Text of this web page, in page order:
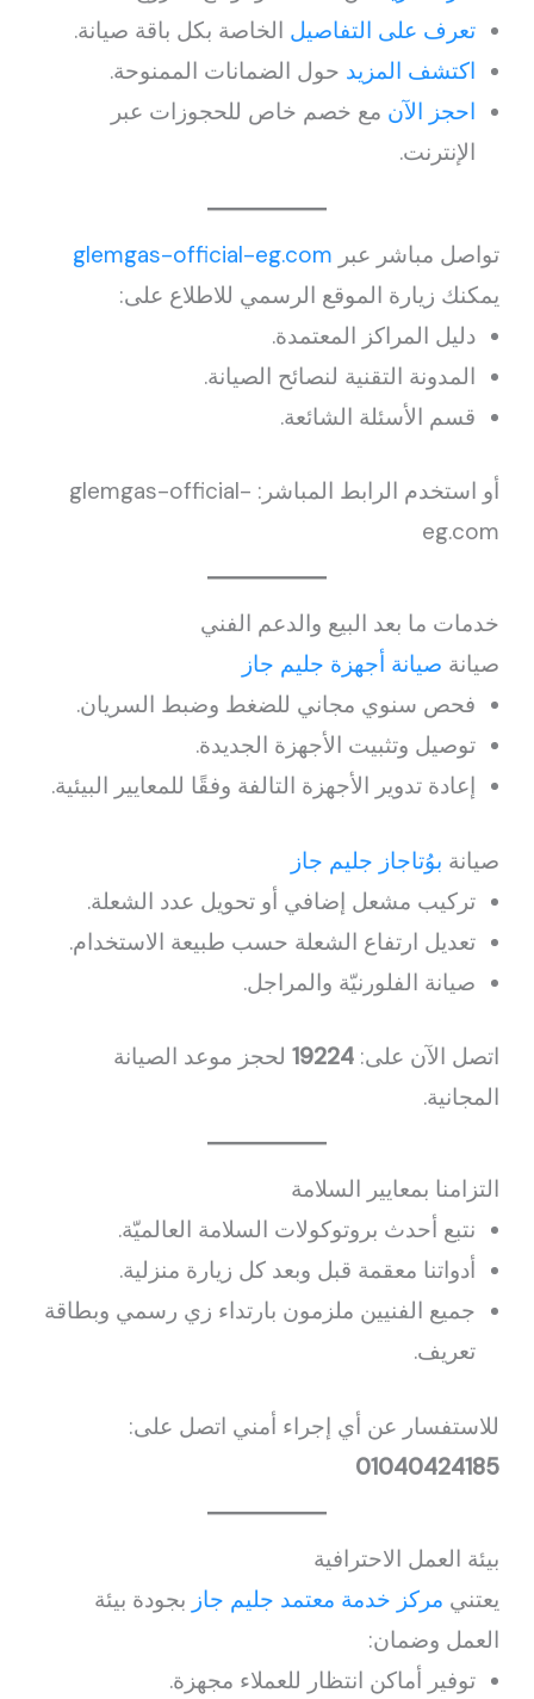
تعرف على التفاصيل الخاصة بكل باقة صيانة.
اكتشف المزيد حول الضمانات الممنوحة.
احجز الآن مع خصم خاص للحجوزات عبر
الإنترنت.
تواصل مباشر عبر glemgas-official-eg.com
يمكنك زيارة الموقع الرسمي للاطلاع على:
دليل المراكز المعتمدة.
المدونة التقنية لنصائح الصيانة.
قسم الأسئلة الشائعة.
أو استخدم الرابط المباشر: glemgas-official-
eg.com
خدمات ما بعد البيع والدعم الفني
صيانة صيانة أجهزة جليم جاز
فحص سنوي مجاني للضغط وضبط السريان.
توصيل وتثبيت الأجهزة الجديدة.
إعادة تدوير الأجهزة التالفة وفقًا للمعايير البيئية.
صيانة بوُتاجاز جليم جاز
تركيب مشعل إضافي أو تحويل عدد الشعلة.
تعديل ارتفاع الشعلة حسب طبيعة الاستخدام.
صيانة الفلورنيّة والمراجل.
اتصل الآن على:19224 لحجز موعد الصيانة
المجانية.
التزامنا بمعايير السلامة
نتبع أحدث بروتوكولات السلامة العالميّة.
أدواتنا معقمة قبل وبعد كل زيارة منزلية.
جميع الفنيين ملزمون بارتداء زي رسمي وبطاقة
تعريف.
للاستفسار عن أي إجراء أمني اتصل على:
01040424185
بيئة العمل الاحترافية
يعتني مركز خدمة معتمد جليم جاز بجودة بيئة
العمل وضمان:
توفير أماكن انتظار للعملاء مجهزة.